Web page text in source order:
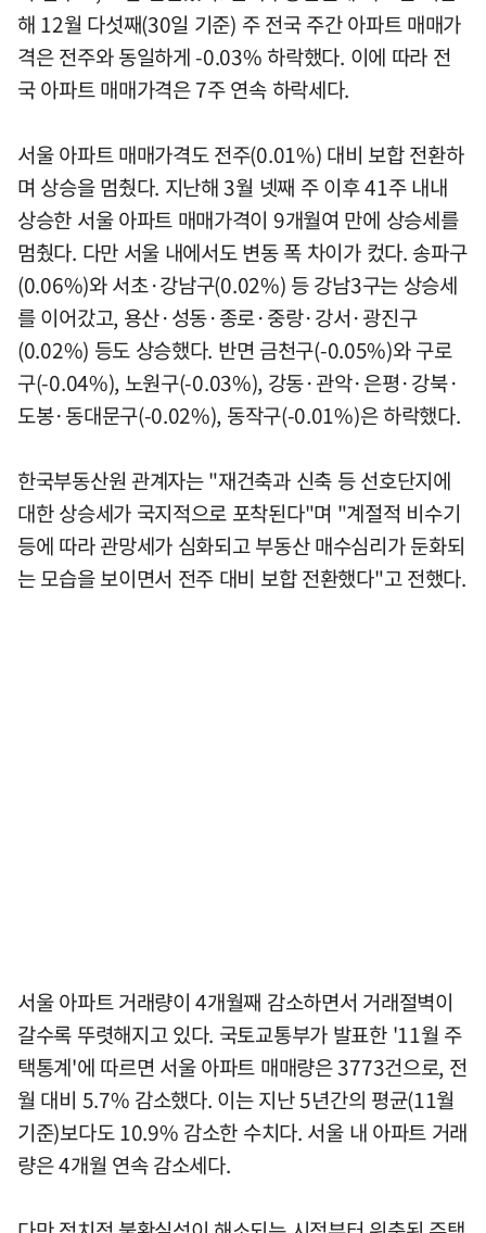
해 12월 다섯째(30일 기준) 주 전국 주간 아파트 매매가
격은 전주와 동일하게 -0.03% 하락했다. 이에 따라 전
국 아파트 매매가격은 7주 연속 하락세다.
서울 아파트 매매가격도 전주(0.01%) 대비 보합 전환하
며 상승을 멈췄다. 지난해 3월 넷째 주 이후 41주 내내
상승한 서울 아파트 매매가격이 9개월여 만에 상승세를
멈췄다. 다만 서울 내에서도 변동 폭 차이가 컸다. 송파구
(0.06%)와 서초·강남구(0.02%) 등 강남3구는 상승세
를 이어갔고, 용산·성동·종로·중랑·강서·광진구
(0.02%) 등도 상승했다. 반면 금천구(-0.05%)와 구로
구(-0.04%), 노원구(-0.03%), 강동·관악·은평·강북·
도봉·동대문구(-0.02%), 동작구(-0.01%)은 하락했다.
한국부동산원 관계자는 "재건축과 신축 등 선호단지에
대한 상승세가 국지적으로 포착된다"며 "계절적 비수기
등에 따라 관망세가 심화되고 부동산 매수심리가 둔화되
는 모습을 보이면서 전주 대비 보합 전환했다"고 전했다.
서울 아파트 거래량이 4개월째 감소하면서 거래절벽이
갈수록 뚜렷해지고 있다. 국토교통부가 발표한 '11월 주
택통계'에 따르면 서울 아파트 매매량은 3773건으로, 전
월 대비 5.7% 감소했다. 이는 지난 5년간의 평균(11월
기준)보다도 10.9% 감소한 수치다. 서울 내 아파트 거래
량은 4개월 연속 감소세다.